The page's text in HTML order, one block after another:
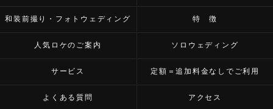
和装前撮り・フォトウェディング 特 徴
人気ロケのご案内 ソロウェディング
サービス 定額＝追加料金なしでご利用
よくある質問 アクセス